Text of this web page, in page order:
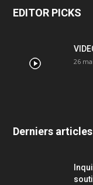
EDITOR PICKS
26
Derniers articles